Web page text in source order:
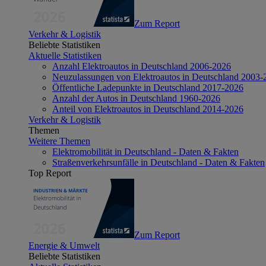
Zum Report
Verkehr & Logistik
Beliebte Statistiken
Aktuelle Statistiken
Anzahl Elektroautos in Deutschland 2006-2026
Neuzulassungen von Elektroautos in Deutschland 2003-
Öffentliche Ladepunkte in Deutschland 2017-2026
Anzahl der Autos in Deutschland 1960-2026
Anteil von Elektroautos in Deutschland 2014-2026
Verkehr & Logistik
Themen
Weitere Themen
Elektromobilität in Deutschland - Daten & Fakten
Straßenverkehrsunfälle in Deutschland - Daten & Fakten
Top Report
Zum Report
Energie & Umwelt
Beliebte Statistiken